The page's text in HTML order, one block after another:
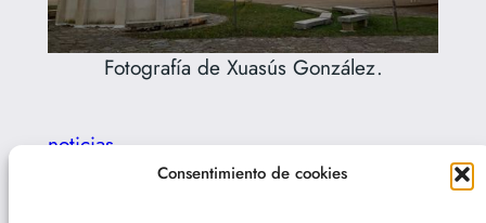
Consentimiento de cookies
Fotografía de Xuasús González.
noticias
Siguiente:Observación